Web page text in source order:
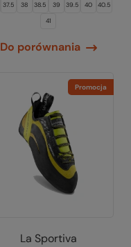
37.5 38 38.5 39 39.5 40
40.5
41
Do porównania
Promocja
La Sportiva